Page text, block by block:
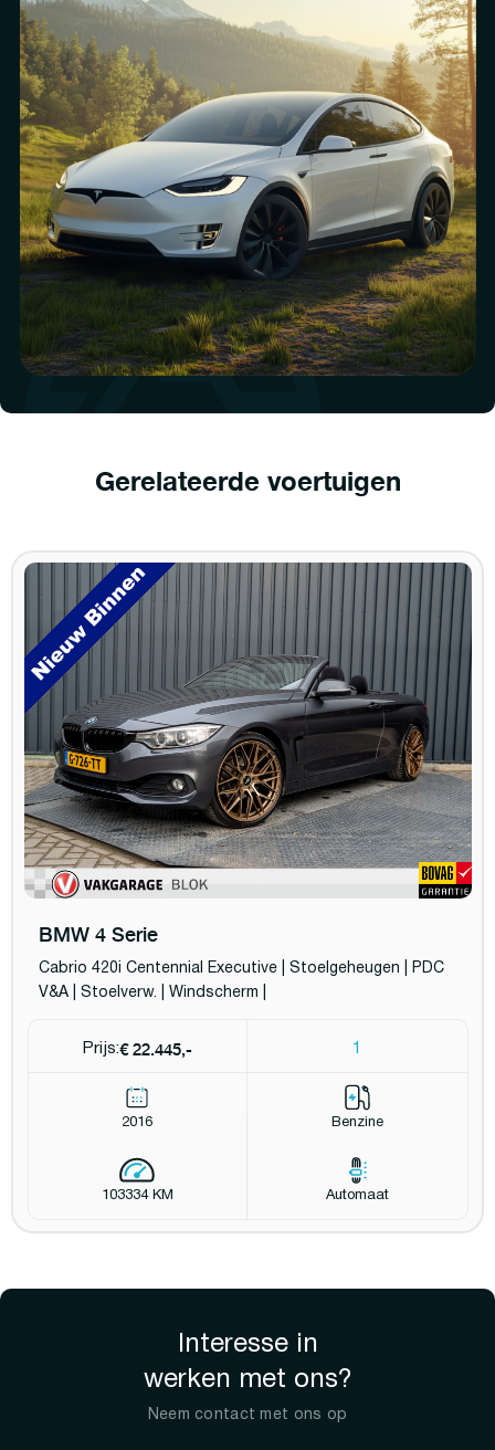
Gerelateerde voertuigen
BMW 4 Serie
Cabrio 420i Centennial Executive | Stoelgeheugen | PDC
V&A | Stoelverw. | Windscherm |
Prijs:€ 22.445,- 1
2016 Benzine
103334 KM Automaat
Interesse in
werken met ons?
Neem contact met ons op